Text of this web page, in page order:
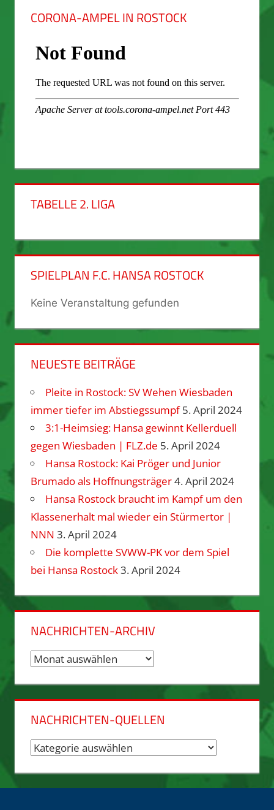
CORONA-AMPEL IN ROSTOCK
TABELLE 2. LIGA
SPIELPLAN F.C. HANSA ROSTOCK
Keine Veranstaltung gefunden
NEUESTE BEITRÄGE
Pleite in Rostock: SV Wehen Wiesbaden
immer tiefer im Abstiegssumpf 5. April 2024
3:1-Heimsieg: Hansa gewinnt Kellerduell
gegen Wiesbaden | FLZ.de 5. April 2024
Hansa Rostock: Kai Pröger und Junior
Brumado als Hoffnungsträger4. April 2024
Hansa Rostock braucht im Kampf um den
Klassenerhalt mal wieder ein Stürmertor |
NNN 3. April 2024
Die komplette SVWW-PK vor dem Spiel
bei Hansa Rostock3. April 2024
NACHRICHTEN-ARCHIV
Nachrichten-
NACHRICHTEN-QUELLEN
Nachrichten-